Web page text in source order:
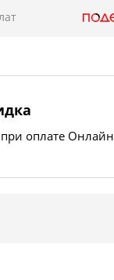
оплате Онлайн